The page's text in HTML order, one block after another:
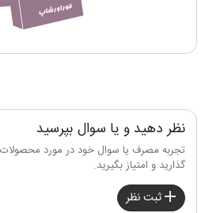
نظر دهید و یا سوال بپرسید
تجربه مصرف یا سوال خود در مورد محصولات
گذارید و امتیاز بگیرید.
ثبت نظر